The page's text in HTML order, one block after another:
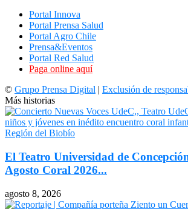
Portal Innova
Portal Prensa Salud
Portal Agro Chile
Prensa&Eventos
Portal Red Salud
Paga online aquí
© Grupo Prensa Digital | Exclusión de
Más historias
El Teatro Universidad de
Agosto Coral 2026...
agosto 8, 2026